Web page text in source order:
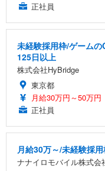
正社員
未経験採用枠/ゲーム
125日以上
株式会社HyBridge
東京都
月給30万円～50万円
正社員
月給30万～/未経験採
ナナイロモバイル株式会